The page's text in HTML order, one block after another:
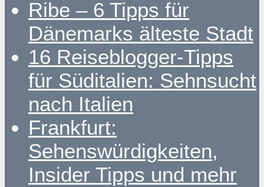
Ribe – 6 Tipps für
Dänemarks älteste Stadt
16 Reiseblogger-Tipps
für Süditalien: Sehnsucht
nach Italien
Frankfurt:
Sehenswürdigkeiten,
Insider Tipps und mehr